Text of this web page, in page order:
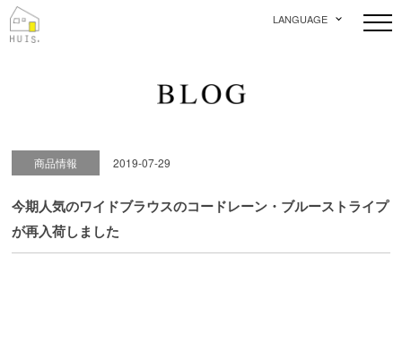
LANGUAGE
商品情報 2019-07-29
今期人気のワイドブラウスのコードレーン・ブルーストライプ
が再入荷しました